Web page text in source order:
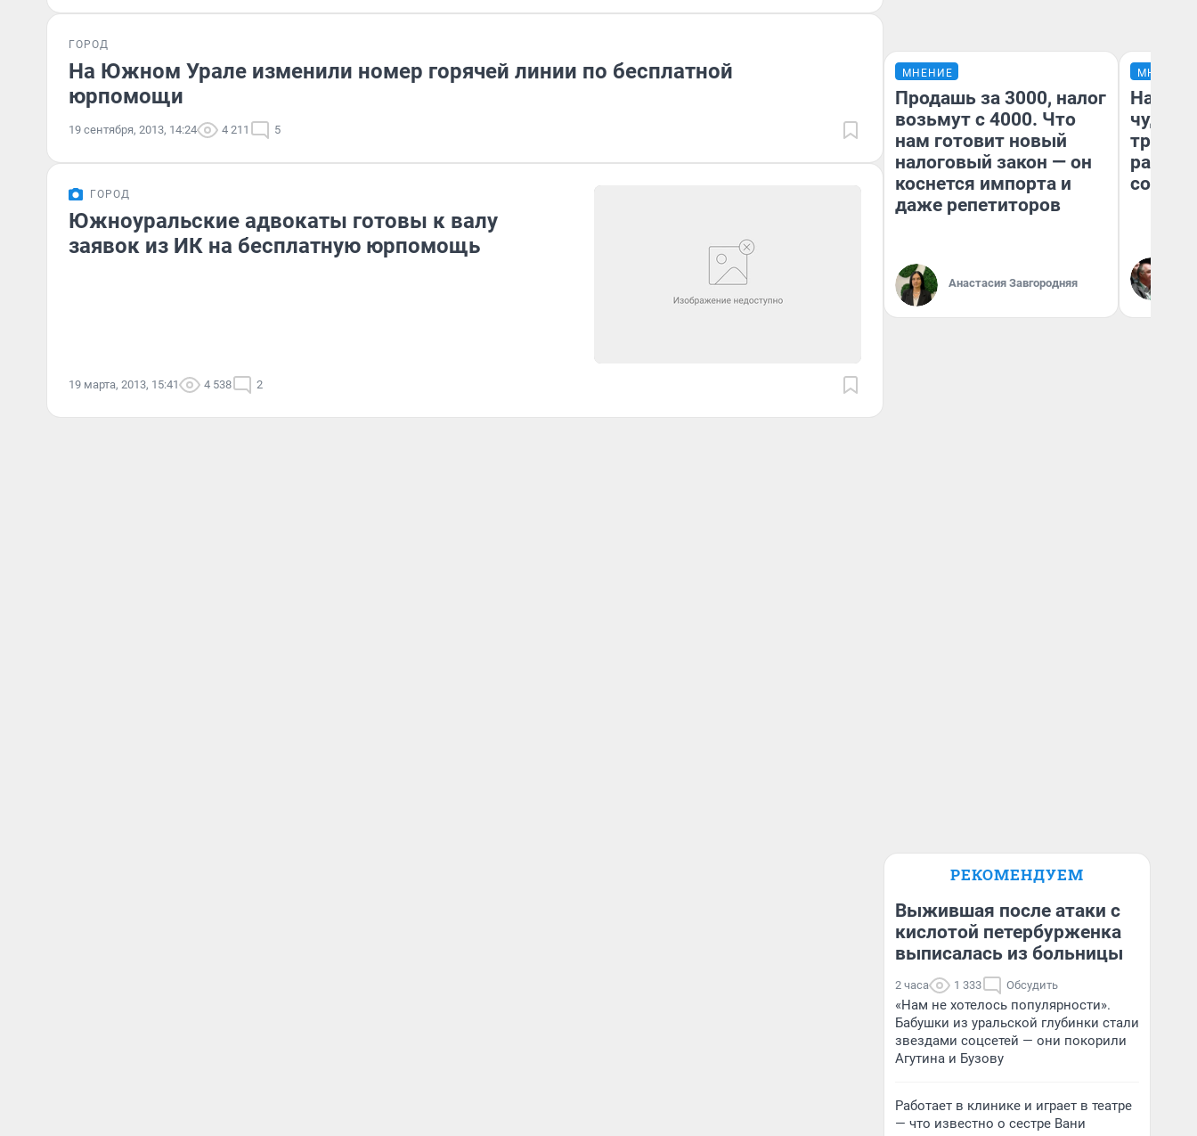
ГОРОД
На Южном Урале изменили номер горячей линии по бесплатной
юрпомощи
19 сентября, 2013, 14:24 4 211 5
ГОРОД
Южноуральские адвокаты готовы к валу
заявок из ИК на бесплатную юрпомощь
19 марта, 2013, 15:41 4 538 2
МНЕНИЕ
Продашь за 3000, налог
возьмут с 4000. Что
нам готовит новый
налоговый закон — он
коснется импорта и
даже репетиторов
Анастасия Завгородняя
МНЕНИЕ
чудом
РЕКОМЕНДУЕМ
Выжившая после атаки с
кислотой петербурженка
выписалась из больницы
2 часа 1 333 Обсудить
«Нам не хотелось популярности».
Бабушки из уральской глубинки стали
звездами соцсетей — они покорили
Агутина и Бузову
Работает в клинике и играет в театре
— что известно о сестре Вани